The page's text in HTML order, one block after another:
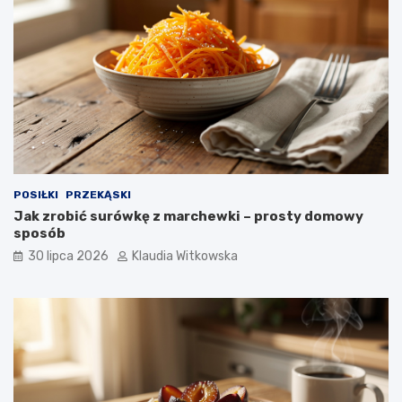
k
p
k
o
k
u
POSIŁKI PRZEKĄSKI
Jak zrobić surówkę z marchewki – prosty domowy
sposób
30 lipca 2026 Klaudia Witkowska